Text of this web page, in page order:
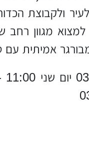
ולקבוצת
מגוון
אמיתית